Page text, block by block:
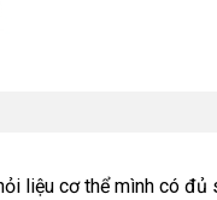
liệu cơ thể mình có đủ